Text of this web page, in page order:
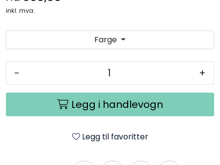
inkl. mva.
Farge
- +
Legg i handlevogn
Legg til favoritter